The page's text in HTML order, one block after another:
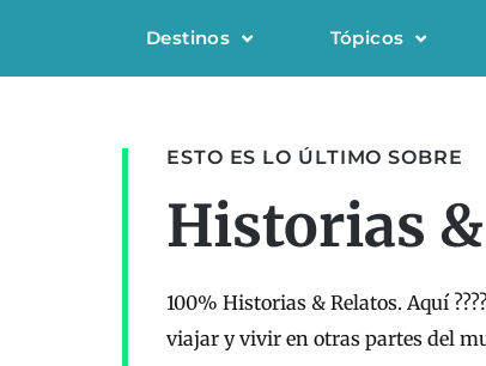
Destinos Tópicos
ESTO ES LO ÚLTIMO SOBRE
Historias
100% Historias & Relatos. Aquí
viajar y vivir en otras partes del